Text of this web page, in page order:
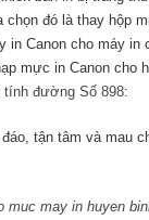
chọn đó là thay hộp
in Canon cho máy in
mực in Canon cho
tính đường Số 898:
tận tâm và mau
muc may in huyen